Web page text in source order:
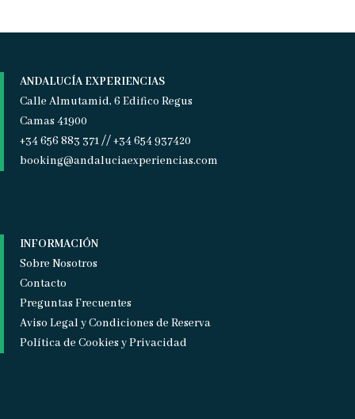
ANDALUCÍA EXPERIENCIAS
Calle Almutamid, 6 Edifico Regus
Camas 41900
+34 656 883 371 // +34 654 937420
booking@andaluciaexperiencias.com
INFORMACIÓN
Sobre Nosotros
Contacto
Preguntas Frecuentes
Aviso Legal y Condiciones de Reserva
Política de Cookies y Privacidad